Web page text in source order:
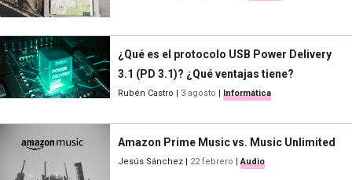
¿Qué es el protocolo USB Power Delivery
3.1 (PD 3.1)? ¿Qué ventajas tiene?
Rubén Castro 3 agosto Informática
Amazon Prime Music vs. Music Unlimited
Jesús Sánchez 22 febrero |Audio